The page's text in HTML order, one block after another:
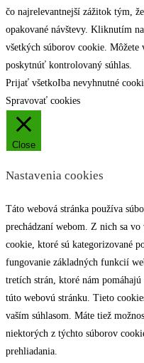
čo najrelevantnejší zážitok tým,
opakované návštevy. Kliknutím
všetkých súborov cookie. Môžete
poskytnúť kontrolovaný súhlas.
Prijať všetkoIba nevyhnutné
Spravovať cookies
Close
Nastavenia cookies
Táto webová stránka používa
prechádzaní webom. Z nich sa
cookie, ktoré sú kategorizované
fungovanie základných funkcií
tretích strán, ktoré nám
túto webovú stránku. Tieto
vaším súhlasom. Máte tiež
niektorých z týchto súborov
prehliadania.